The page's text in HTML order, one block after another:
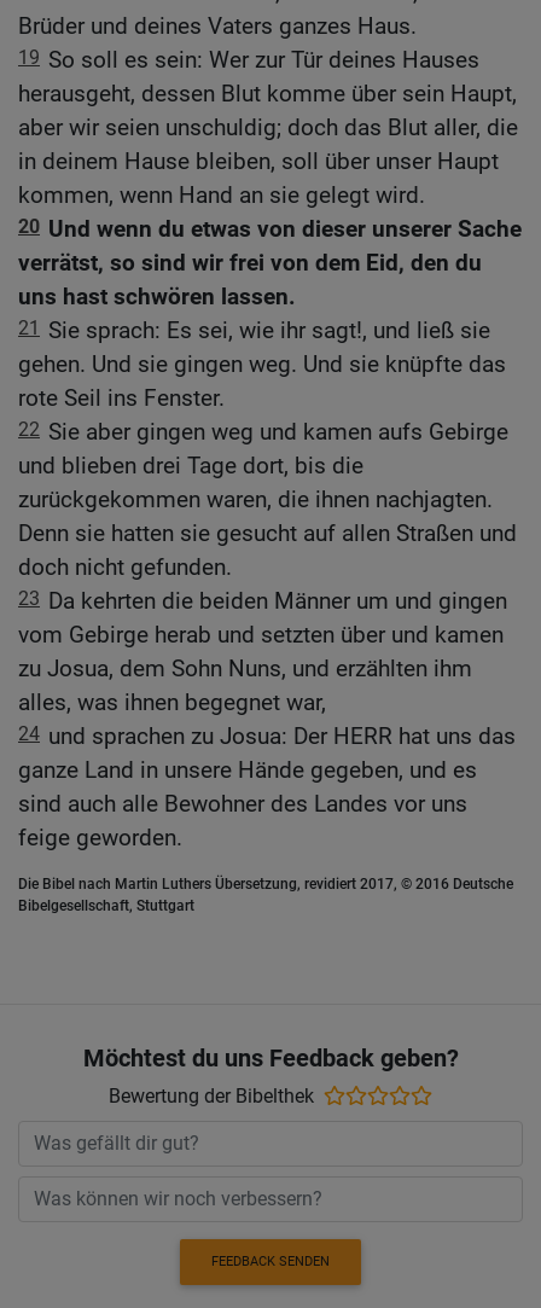
Brüder und deines Vaters ganzes Haus.
19 So soll es sein: Wer zur Tür deines Hauses
herausgeht, dessen Blut komme über sein Haupt,
aber wir seien unschuldig; doch das Blut aller, die
in deinem Hause bleiben, soll über unser Haupt
kommen, wenn Hand an sie gelegt wird.
20 Und wenn du etwas von dieser unserer Sache
verrätst, so sind wir frei von dem Eid, den du
uns hast schwören lassen.
21
Sie sprach: Es sei, wie ihr sagt!, und ließ sie
gehen. Und sie gingen weg. Und sie knüpfte das
rote Seil ins Fenster.
22 Sie aber gingen weg und kamen aufs Gebirge
und blieben drei Tage dort, bis die
zurückgekommen waren, die ihnen nachjagten.
Denn sie hatten sie gesucht auf allen Straßen und
doch nicht gefunden.
23 Da kehrten die beiden Männer um und gingen
vom Gebirge herab und setzten über und kamen
zu Josua, dem Sohn Nuns, und erzählten ihm
alles, was ihnen begegnet war,
24 und sprachen zu Josua: Der HERR hat uns das
ganze Land in unsere Hände gegeben, und es
sind auch alle Bewohner des Landes vor uns
feige geworden.
Die Bibel nach Martin Luthers Übersetzung, revidiert 2017, © 2016 Deutsche
Bibelgesellschaft, Stuttgart
Möchtest du uns Feedback geben?
Bewertung der Bibelthek
FEEDBACK SENDEN